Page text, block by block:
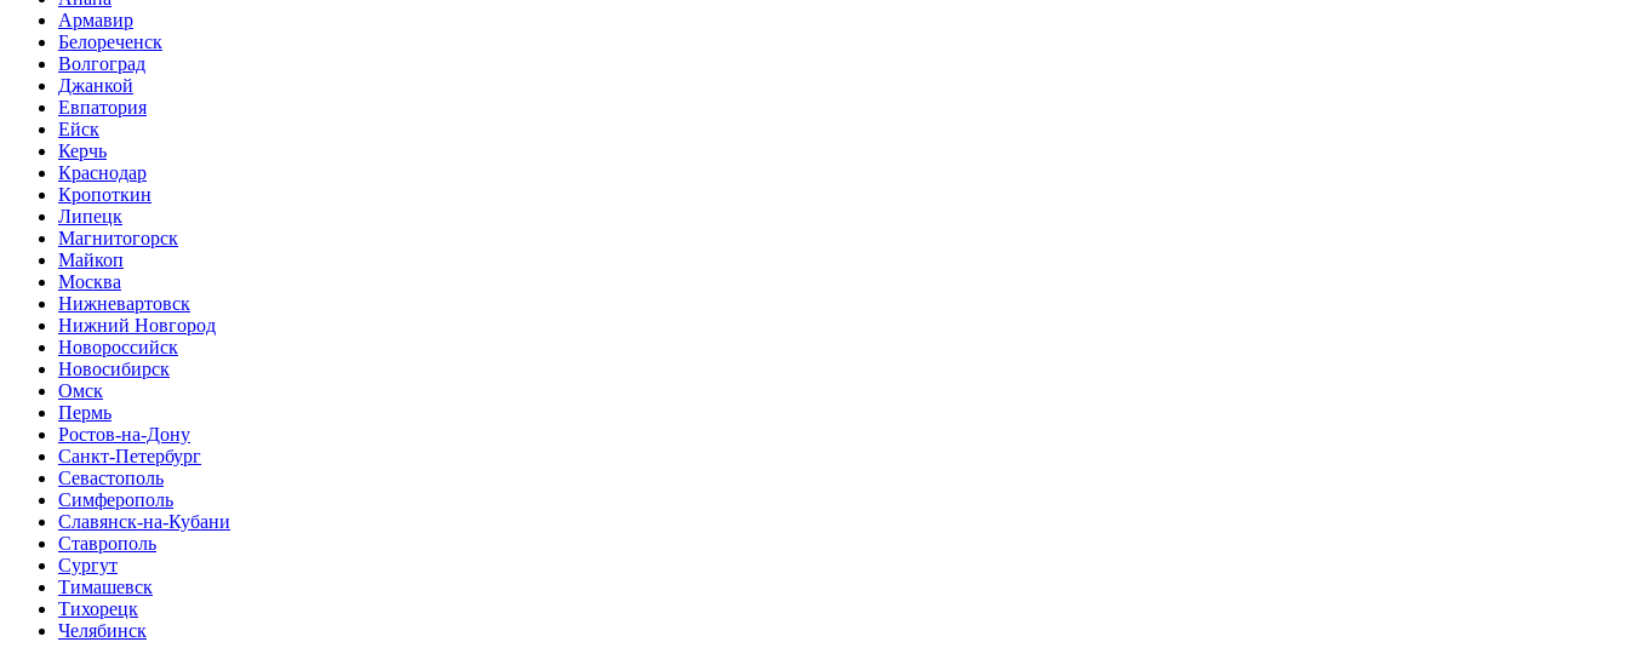
Армавир
Белореченск
Волгоград
Джанкой
Евпатория
Ейск
Керчь
Краснодар
Кропоткин
Липецк
Магнитогорск
Майкоп
Москва
Нижневартовск
Нижний Новгород
Новороссийск
Новосибирск
Омск
Пермь
Ростов-на-Дону
Санкт-Петербург
Севастополь
Симферополь
Славянск-на-Кубани
Ставрополь
Сургут
Тимашевск
Тихорецк
Челябинск